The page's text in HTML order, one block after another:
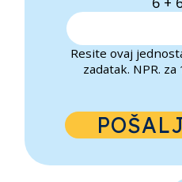
Resite ovaj
zadatak. NPR.